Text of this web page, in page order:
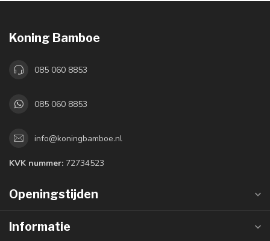
Koning Bamboe
085 060 8853
085 060 8853
info@koningbamboe.nl
KVK nummer: 72734523
Openingstijden
Informatie